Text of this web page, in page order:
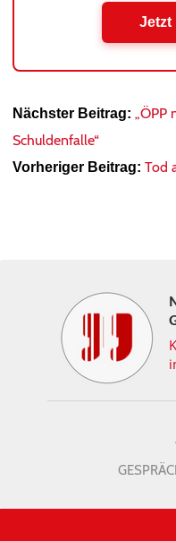
Jetzt
Nächster Beitrag: „ÖPP
Schuldenfalle“
Vorheriger Beitrag: Tod